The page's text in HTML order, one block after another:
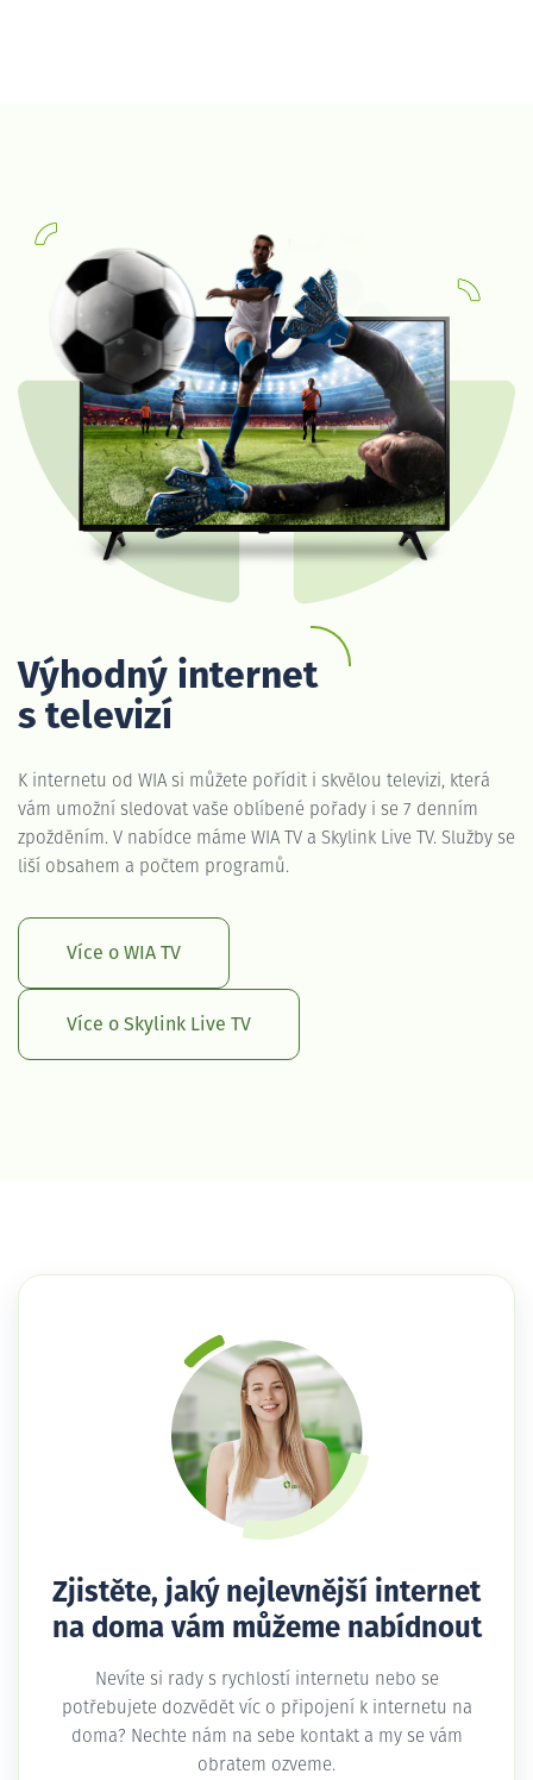
Výhodný internet
s televizí
K internetu od WIA si můžete pořídit i skvělou televizi, která
vám umožní sledovat vaše oblíbené pořady i se 7 denním
zpožděním. V nabídce máme WIA TV a Skylink Live TV. Služby se
liší obsahem a počtem programů.
Více o WIA TV
Více o Skylink Live TV
Zjistěte, jaký nejlevnější internet
na doma vám můžeme nabídnout
Nevíte si rady s rychlostí internetu nebo se
potřebujete dozvědět víc o připojení k internetu na
doma? Nechte nám na sebe kontakt a my se vám
obratem ozveme.